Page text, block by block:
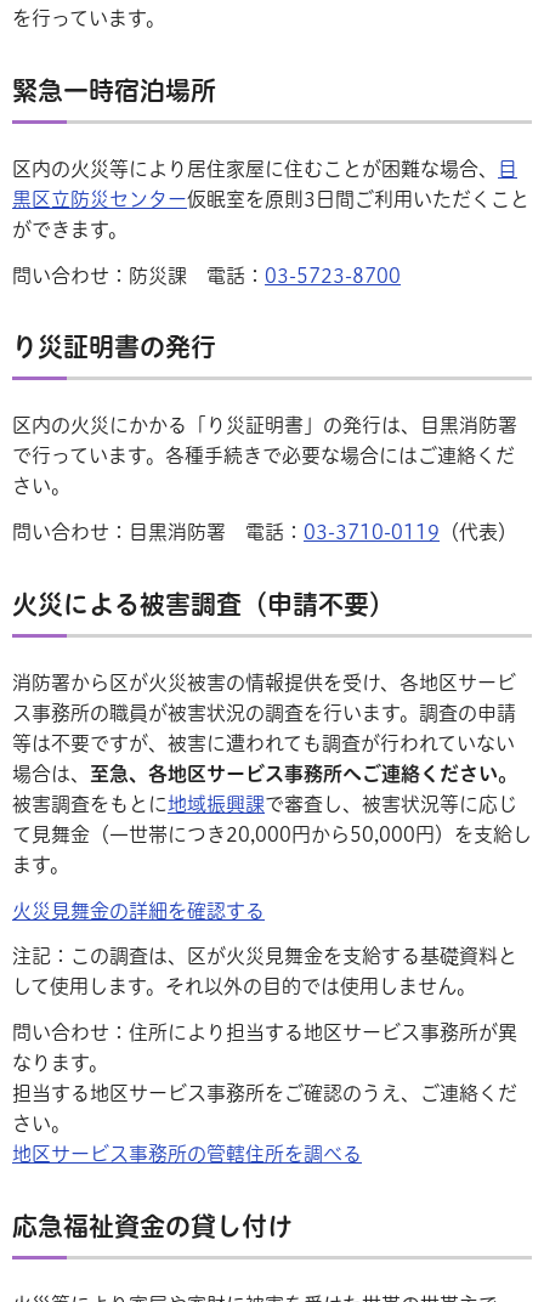
を行っています。
緊急一時宿泊場所
区内の火災等により居住家屋に住むことが困難な場合、
目
黒区立防災センター仮眠室を原則3日間ご利用いただくこと
ができます。
問い合わせ：防災課 電話： 03-5723-8700
り災証明書の発行
区内の火災にかかる「り災証明書」の発行は、目黒消防署
で行っています。各種手続きで必要な場合にはご連絡くだ
さい。
問い合わせ：目黒消防署 電話： 03-3710-0119 （代表）
火災による被害調査（申請不要）
消防署から区が火災被害の情報提供を受け、各地区サービ
ス事務所の職員が被害状況の調査を行います。調査の申請
等は不要ですが、被害に遭われても調査が行われていない
場合は、 至急、各地区サービス事務所へご連絡ください。
被害調査をもとに地域振興課で審査し、被害状況等に応じ
て見舞金（一世帯につき20,000円から50,000円）を支給し
ます。
火災見舞金の詳細を確認する
注記：この調査は、区が火災見舞金を支給する基礎資料と
して使用します。それ以外の目的では使用しません。
問い合わせ：住所により担当する地区サービス事務所が異
なります。
担当する地区サービス事務所をご確認のうえ、ご連絡くだ
さい。
地区サービス事務所の管轄住所を調べる
応急福祉資金の貸し付け